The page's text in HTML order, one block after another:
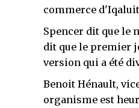
commerce
Spencer dit que le
dit que le premier
version qui a été
Benoit Hénault,
organisme est